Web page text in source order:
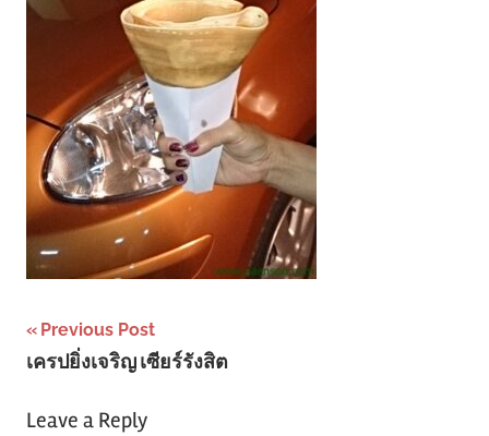
Post
navigation
Previous Post
เครปยิ่งเจริญ เซียร์รังสิต
Leave a Reply